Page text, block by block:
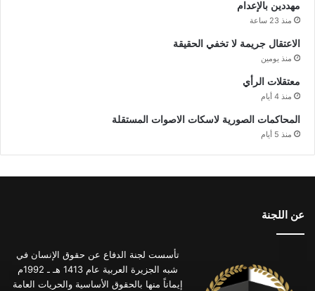
مهددين بالإعدام
منذ 23 ساعة
الاعتقال جريمة لا تخفي الحقيقة
منذ يومين
معتقلات الرأي
منذ 4 أيام
المحاكمات الصورية لاسكات الاصوات المستقلة
منذ 5 أيام
عن اللجنة
تأسست لجنة الدفاع عن حقوق الإنسان في
شبه الجزيرة العربية عام 1413 هـ ـ 1992م
إيماناً منها بالحقوق الأساسية والحريات العامة